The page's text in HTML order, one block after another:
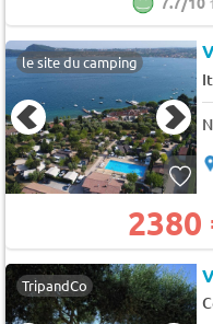
le site du camping
2380
TripandCo